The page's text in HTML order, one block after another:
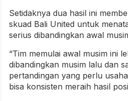
Setidaknya dua hasil ini
skuad Bali United untuk
serius dibandingkan awal
“Tim memulai awal musim ini
dibandingkan musim lalu dan
pertandingan yang perlu
bisa konsisten meraih hasil